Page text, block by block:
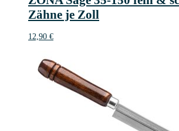
Zähne je Zoll
12,90 €